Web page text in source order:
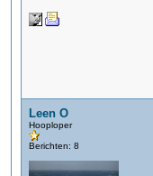
Leen O
Hooploper
Berichten: 8